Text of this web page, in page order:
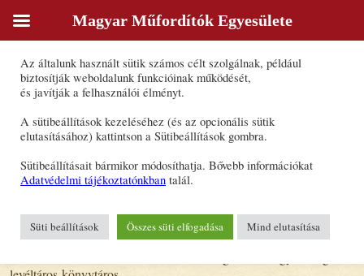
Katalán kultúra a fordító fekete
dobozából
2024. április 12., 13:53
Könyvekkel az empatikus Európáért
Szöveg és szöveg közötti birodalom. Mit rejt a fordítás köztes
nemzettudatnak az IKEÁhoz, ki érti a mondókákat, s hogyan?
Világirodalom a fordítóműhelyből.
Sütik
Az általunk használt sütik számos célt szolgálnak, például
biztosítják weboldalunk funkcióinak működését,
és javítják a felhasználói élményt.
A sütibeállítások kezeléséhez (és az opcionális sütik
elutasításához) kattintson a Sütibeállítások gombra.
Sütibeállításait bármikor módosíthatja. Bővebb információkat
Adatvédelmi tájékoztatónkban talál.
Süti beállítások Összes süti elfogadása Mind elutasítása
Magyar Műfordítók Egyesülete